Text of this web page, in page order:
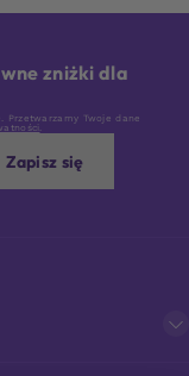
zniżki dla
Przetwarzamy Twoje dane
.
Zapisz się